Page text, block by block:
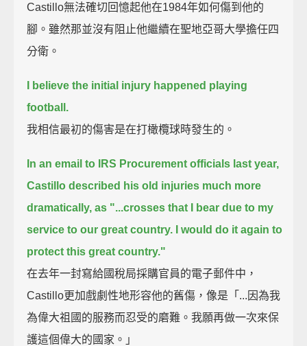
Castillo無法確切回憶起他在1984年如何傷到他的
腳。雖然那並沒有阻止他繼續在聖地亞哥大學擔任四
分衛。
I believe the initial injury happened playing
football.
我相信最初的傷害是在打橄欖球時發生的。
In an email to IRS Procurement officials last year,
Castillo described his old injuries much more
dramatically, as "...crosses that I bear due to my
service to our great country. I would do it again to
protect this great country."
在去年一封寫給國稅局採購官員的電子郵件中，
Castillo更加戲劇性地形容他的舊傷，像是「...因為我
為偉大祖國的服務而忍受的磨難。我願再做一次來保
護這個偉大的國家。」